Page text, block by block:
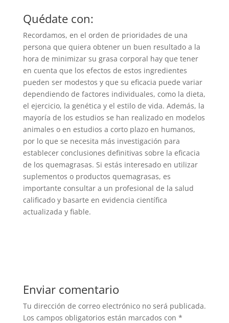
Quédate con:
Recordamos, en el orden de prioridades de una
persona que quiera obtener un buen resultado a la
hora de minimizar su grasa corporal hay que tener
en cuenta que los efectos de estos ingredientes
pueden ser modestos y que su eficacia puede variar
dependiendo de factores individuales, como la dieta,
el ejercicio, la genética y el estilo de vida. Además, la
mayoría de los estudios se han realizado en modelos
animales o en estudios a corto plazo en humanos,
por lo que se necesita más investigación para
establecer conclusiones definitivas sobre la eficacia
de los quemagrasas. Si estás interesado en utilizar
suplementos o productos quemagrasas, es
importante consultar a un profesional de la salud
calificado y basarte en evidencia científica
actualizada y fiable.
Enviar comentario
Tu dirección de correo electrónico no será publicada.
Los campos obligatorios están marcados con *